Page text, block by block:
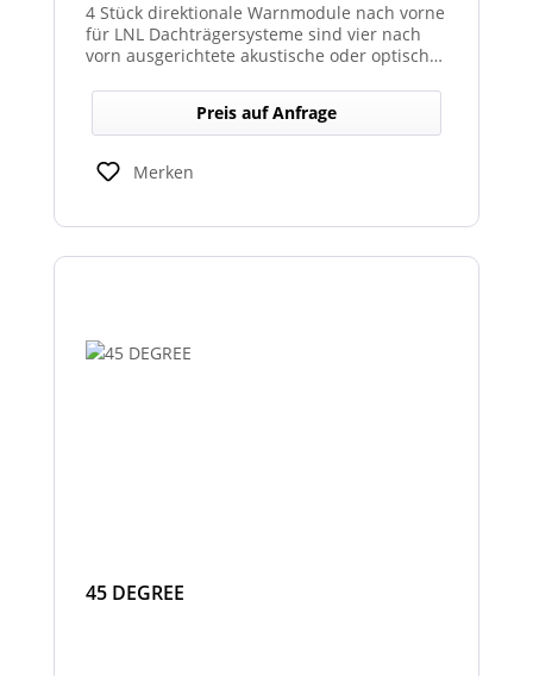
4 Stück direktionale Warnmodule nach vorne
für LNL Dachträgersysteme sind vier nach
vorn ausgerichtete akustische oder optische
befestigt werden, um in Fahrtrichtung
gezielte Warnsignale abzugeben. Sie
erhöhen die Sicht- und Hörbarkeit von
Warnhinweisen für Fahrer und Umfeld und
verbessern so die Sicherheit bei Einsatz-
Preis auf Anfrage
Merken
45 DEGREE